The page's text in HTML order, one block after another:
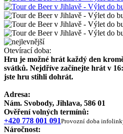
Otevírací doba:
​Hru je možné hrát každý den
svátků. Nejdříve začínejte hrát v
jste hru stihli dohrát.
Adresa:
Nám. Svobody, Jihlava, 586 01
Ověření volných termínů:
+420 778 001 091Provozní doba
Náročnost: